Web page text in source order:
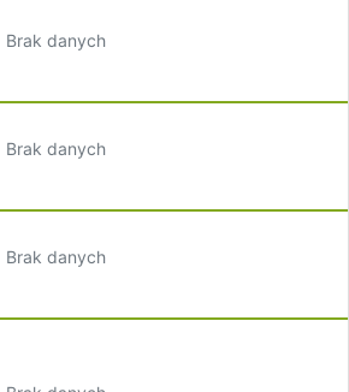
Brak danych
Brak danych
Brak danych